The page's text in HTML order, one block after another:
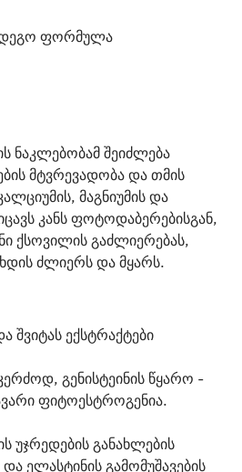
ფორმულა
ნაკლებობამ შეიძლება
მტვრევადობა და თმის
მაგნიუმის და
კანს ფოტოდაბერებისგან,
ქსოვილის გაძლიერებას,
ძლიერს და მყარს.
ექსტრაქტები
გენისტეინის წყარო -
ფიტოესტროგენია.
უჯრედების განახლების
ელასტინის გამომუშავების